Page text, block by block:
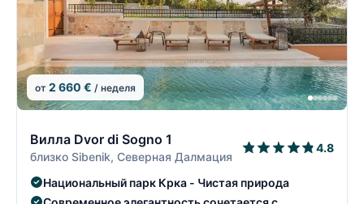
от 2 660 € / неделя
Вилла Dvor di Sogno 1
близко Sibenik, Северная Далмация
4.8
Национальный парк Крка - Чистая природа